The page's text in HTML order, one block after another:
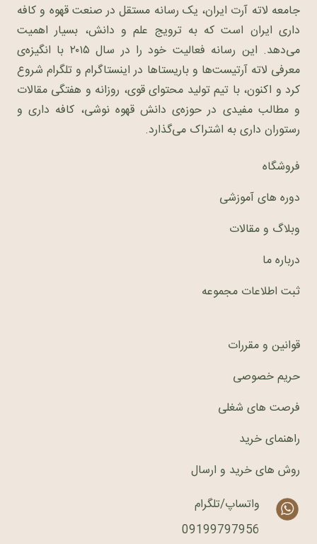
جامعه لاته آرت ایران، یک رسانه مستقل در صنعت قهوه و کافه
داری ایران است که به ترویج علم و دانش، بسیار اهمیت
می‌دهد. این رسانه فعالیت خود را در سال ۲۰۱۵ با انگیزه‌ی
معرفی لاته آرتیست‌ها و باریستاها در اینستاگرام و تلگرام شروع
کرد و اکنون، با تیم تولید محتوای قوی، روزانه و هفتگی مقالات
و مطالب مفیدی در حوزه‌ی دانش قهوه نوشی، کافه داری و
رستوران داری به اشتراک می‌گذارد.
فروشگاه
دوره های آموزشی
وبلاگ و مقالات
درباره ما
ثبت اطلاعات مجموعه
قوانین و مقررات
حریم خصوصی
فرصت های شغلی
راهنمای خرید
روش های خرید و ارسال
واتساپ/تلگرام
09199797956